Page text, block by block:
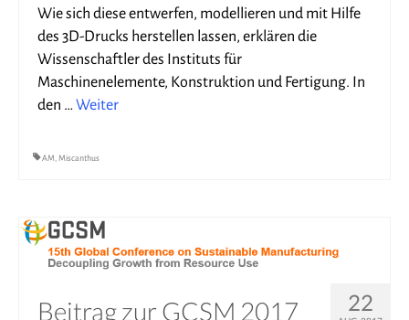
Wie sich diese entwerfen, modellieren und mit Hilfe
des 3D-Drucks herstellen lassen, erklären die
Wissenschaftler des Instituts für
Maschinenelemente, Konstruktion und Fertigung. In
den … Weiter
AM Miscanthus
22
Beitrag zur GCSM 2017